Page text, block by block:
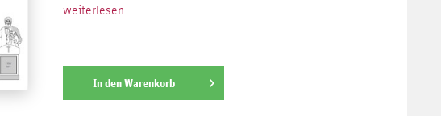
weiterlesen
In denWarenkorb